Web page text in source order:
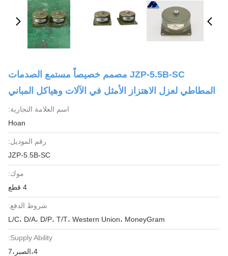
JZP-5.5B-SC مصمم خصيصاً مستمع الصدمات
المطاطي لعزل الاهتزاز الأمثل في الآلات وهياكل المباني
اسم العلامة التجارية:
Hoan
رقم الموديل:
JZP-5.5B-SC
موك:
4 قطع
شروط الدفع:
L/C، D/A، D/P، T/T، Western Union، MoneyGram
Supply Ability:
4،الصبر،7